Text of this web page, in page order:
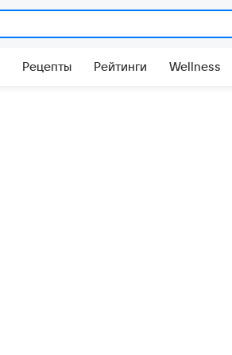
Рецепты Рейтинги Wellness